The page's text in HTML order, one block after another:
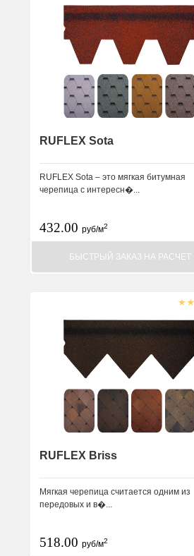
RUFLEX Sota
RUFLEX Sota – это мягкая битумная
черепица с интересн�...
432.00руб/м2
БЫСТРЫЙ ЗАКАЗ НА РАСЧЕТ
RUFLEX Briss
Мягкая черепица считается одним из
передовых и в�...
518.00руб/м2